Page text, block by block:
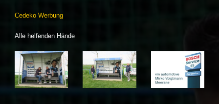
Cedeko Werbung
Alle helfenden Hände